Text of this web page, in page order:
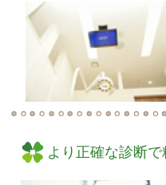
より正確な診断